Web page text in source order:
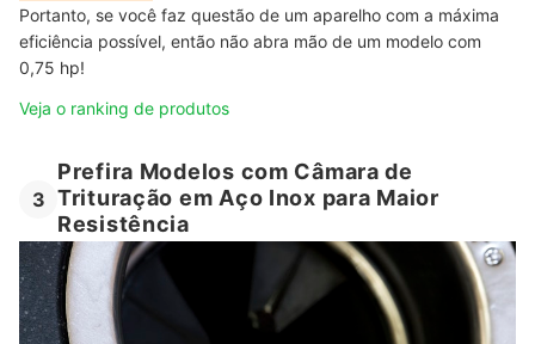
Portanto, se você faz questão de um aparelho com a máxima
eficiência possível, então não abra mão de um modelo com
0,75 hp!
Veja o ranking de produtos
3
Prefira Modelos com Câmara de
Trituração em Aço Inox para Maior
Resistência